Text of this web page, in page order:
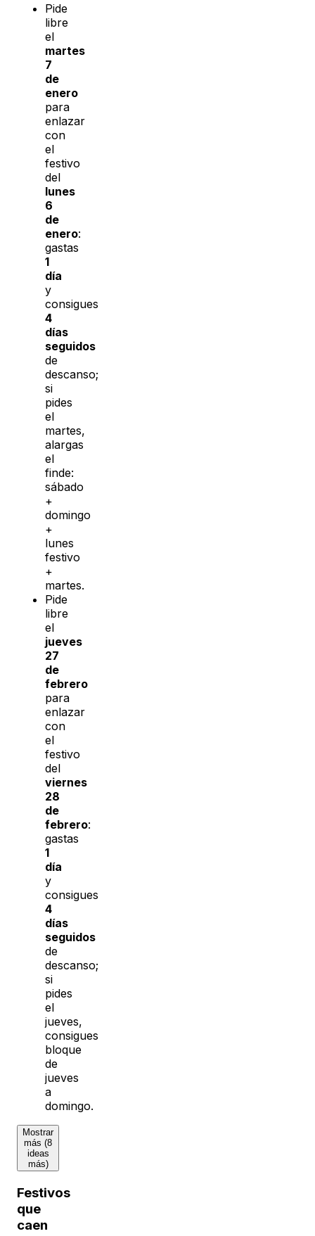
Pide
libre
el
martes
7
de
enero
para
enlazar
con
el
festivo
del
lunes
6
de
enero:
gastas
1
día
y
consigues
4
días
seguidos
de
descanso;
si
pides
el
martes,
alargas
el
finde:
sábado
+
domingo
+
lunes
festivo
+
martes.
Pide
libre
el
jueves
27
de
febrero
para
enlazar
con
el
festivo
del
viernes
28
de
febrero:
gastas
1
día
y
consigues
4
días
seguidos
de
descanso;
si
pides
el
jueves,
consigues
bloque
de
jueves
a
domingo.
Mostrar
más (8
ideas
más)
Festivos
que
caen